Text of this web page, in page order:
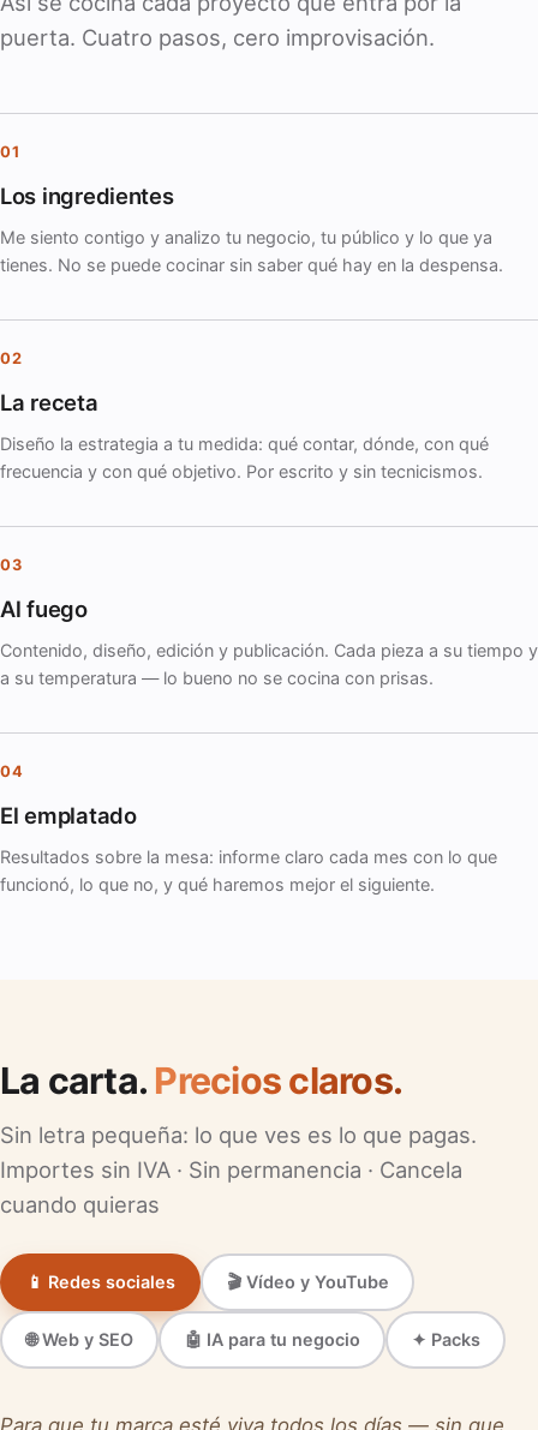
puerta. Cuatro pasos, cero improvisación.
01
Los ingredientes
Me siento contigo y analizo tu negocio, tu público y lo que ya
tienes. No se puede cocinar sin saber qué hay en la despensa.
02
La receta
Diseño la estrategia a tu medida: qué contar, dónde, con qué
frecuencia y con qué objetivo. Por escrito y sin tecnicismos.
03
Al fuego
Contenido, diseño, edición y publicación. Cada pieza a su tiempo y
a su temperatura — lo bueno no se cocina con prisas.
04
El emplatado
Resultados sobre la mesa: informe claro cada mes con lo que
funcionó, lo que no, y qué haremos mejor el siguiente.
La carta. Precios claros.
Sin letra pequeña: lo que ves es lo que pagas.
Importes sin IVA · Sin permanencia · Cancela
cuando quieras
📱 Redes sociales 🎬 Vídeo y YouTube
🌐 Web y SEO 🤖 IA para tu negocio ✦ Packs
Para que tu marca esté viva todos los días — sin que